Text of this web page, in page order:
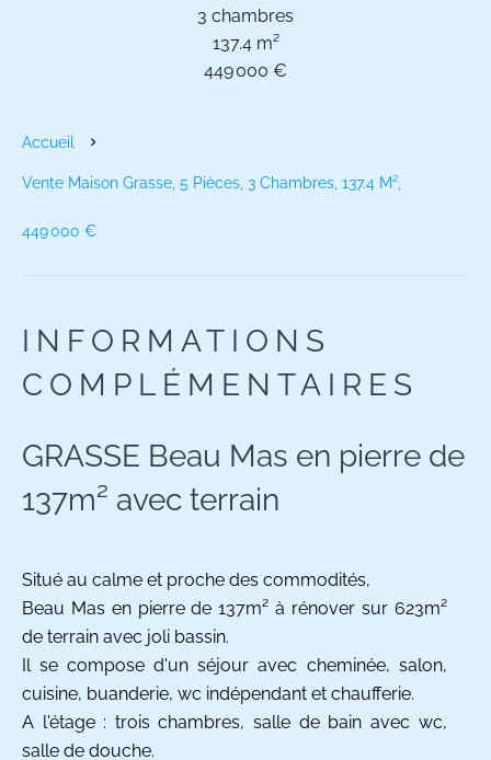
3 chambres
137.4 m²
449 000 €
Accueil
Vente Maison Grasse, 5 Pièces, 3 Chambres, 137.4 M²,
449 000 €
INFORMATIONS
COMPLÉMENTAIRES
GRASSE Beau Mas en pierre de
137m² avec terrain
Situé au calme et proche des commodités,
Beau Mas en pierre de 137m² à rénover sur 623m²
de terrain avec joli bassin.
Il se compose d'un séjour avec cheminée, salon,
cuisine, buanderie, wc indépendant et chaufferie.
A l'étage : trois chambres, salle de bain avec wc,
salle de douche.